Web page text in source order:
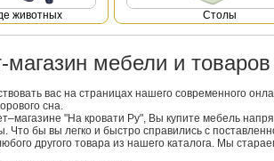
животных Столы
магазин мебели и
вас на страницах нашего современного
сна.
"На кровати Ру", Вы купите мебель
Что бы вы легко и быстро справились с
другого товара из нашего каталога. Мы